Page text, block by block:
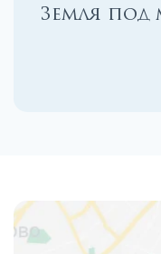
Земля под